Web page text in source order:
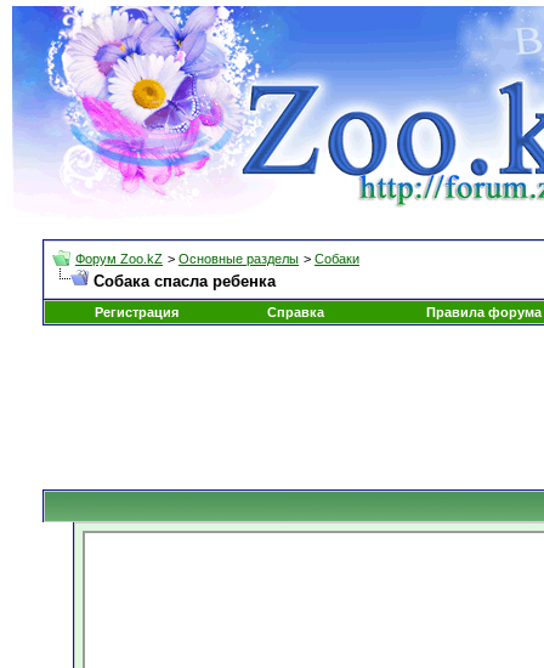
Форум Zoo.kZ > Основные разделы > Собаки
Собака спасла ребенка
Регистрация Справка Правила форума